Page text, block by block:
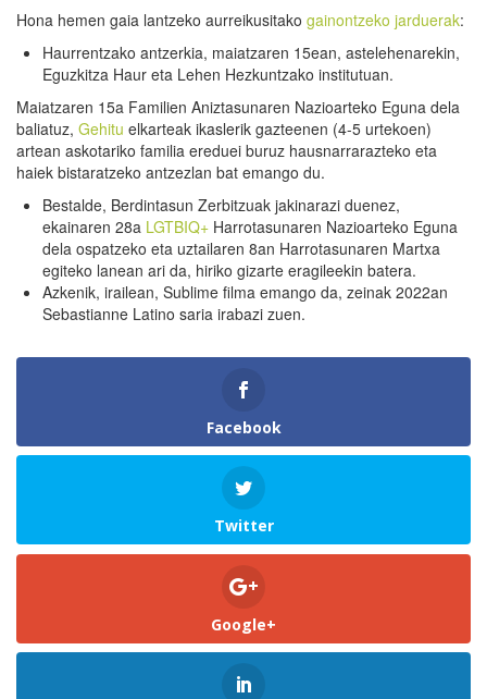
Hona hemen gaia lantzeko aurreikusitako gainontzeko jarduerak:
Haurrentzako antzerkia, maiatzaren 15ean, astelehenarekin,
Eguzkitza Haur eta Lehen Hezkuntzako institutuan.
Maiatzaren 15a Familien Aniztasunaren Nazioarteko Eguna dela
baliatuz, Gehitu elkarteak ikaslerik gazteenen (4-5 urtekoen)
artean askotariko familia ereduei buruz hausnarrarazteko eta
haiek bistaratzeko antzezlan bat emango du.
Bestalde, Berdintasun Zerbitzuak jakinarazi duenez,
ekainaren 28a LGTBIQ+ Harrotasunaren Nazioarteko Eguna
dela ospatzeko eta uztailaren 8an Harrotasunaren Martxa
egiteko lanean ari da, hiriko gizarte eragileekin batera.
Azkenik, irailean, Sublime filma emango da, zeinak 2022an
Sebastianne Latino saria irabazi zuen.
Facebook
Twitter
Google+